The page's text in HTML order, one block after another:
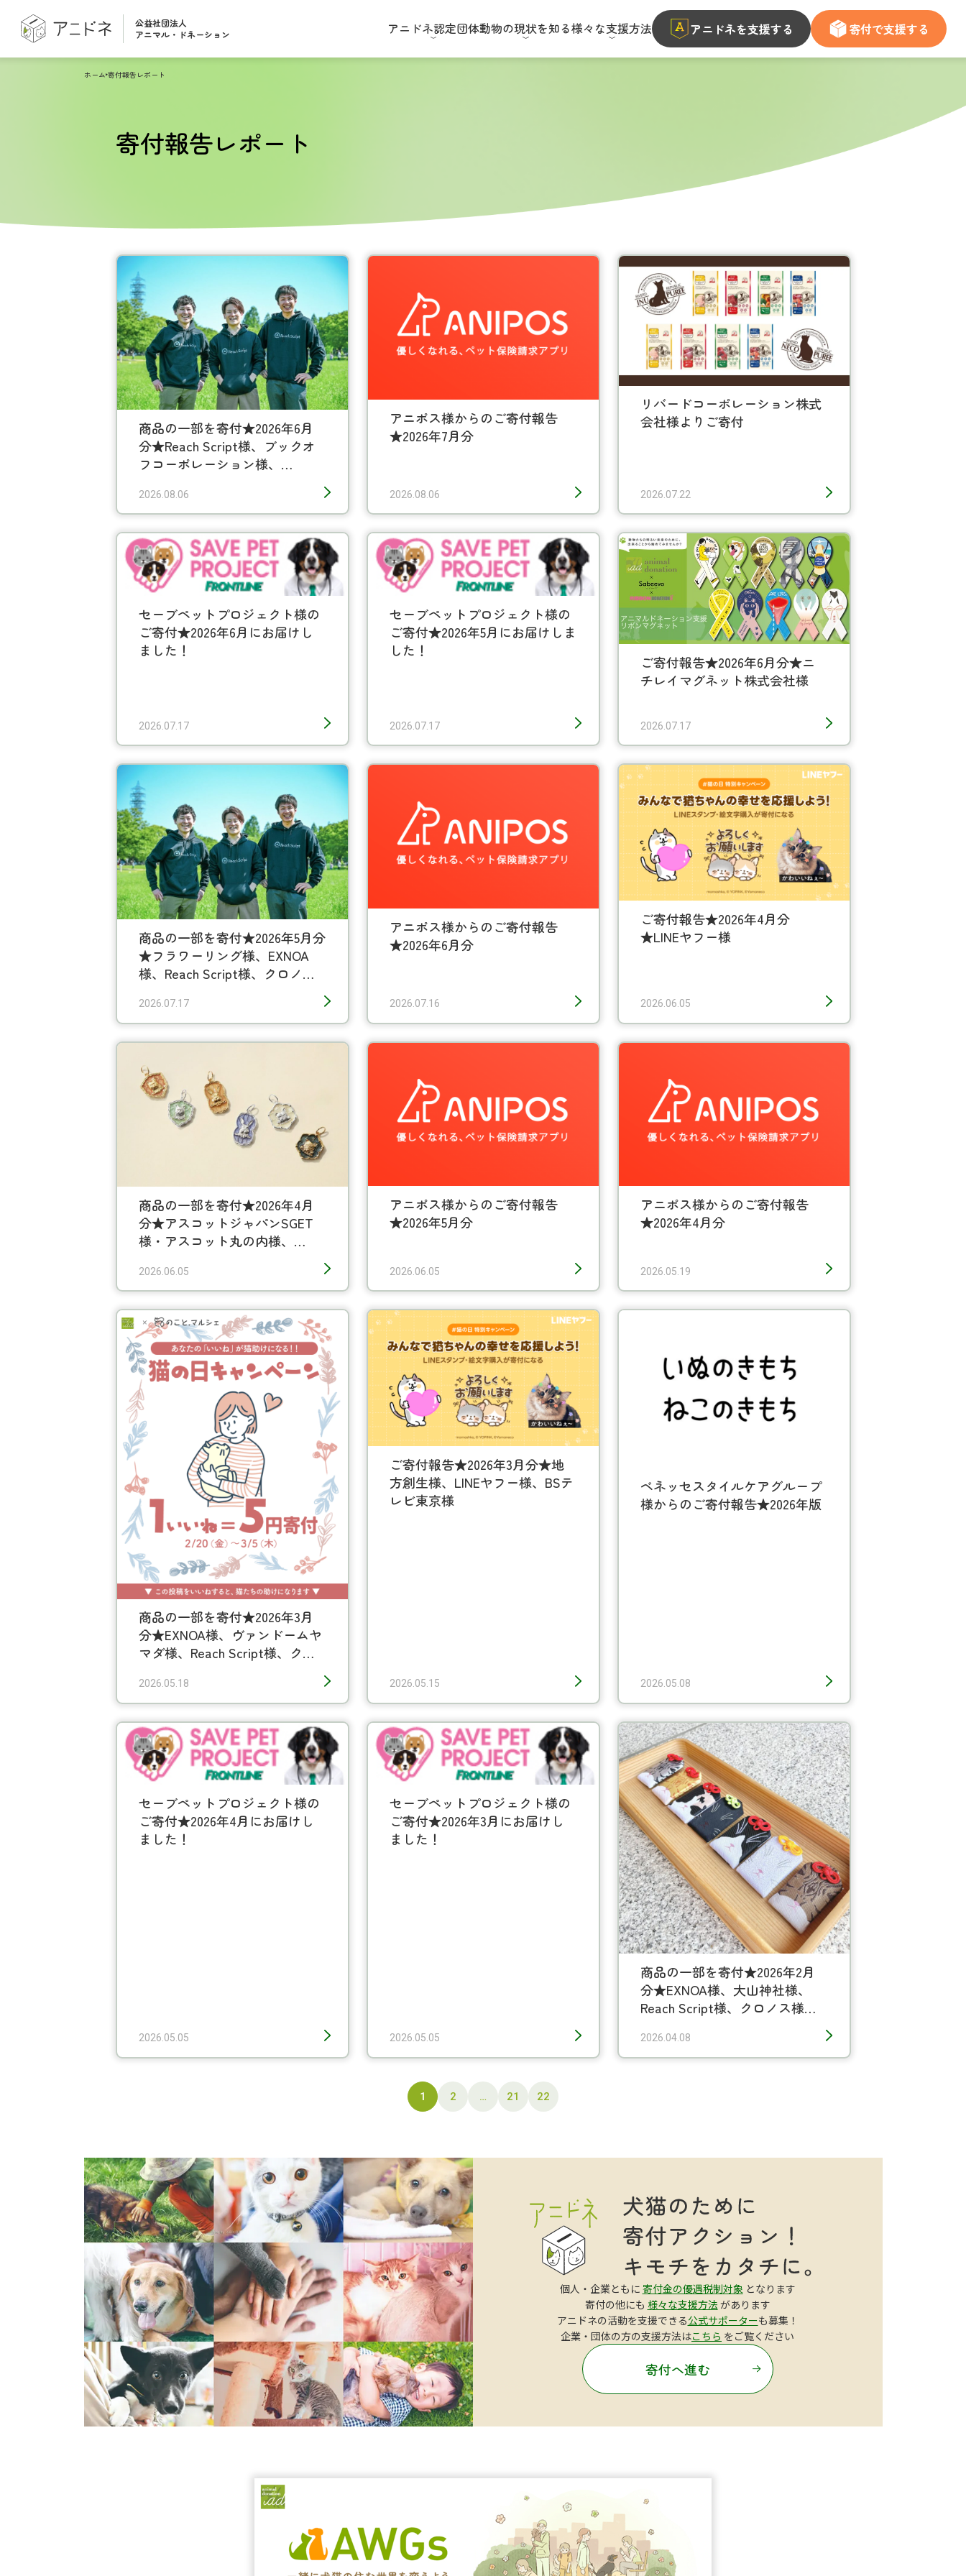
公益社団法人
アニマル・ドネーション
アニドネ認定団体動物の現状を知る様々な支援方法 アニドネを支援する 寄付で支援する
ホーム 寄付報告レポート
寄付報告レポート
商品の一部を寄付★2026年6月
分★Reach Script様、ブックオ
フコーポレーション様、
Orefice様、EXNOA様、kakuo
gadgets様、Next up様、 meree
billee様、ヴァンドームヤマダ
様、クロノス様、HORSEHEAD
LABS様、ライフカード様
2026.08.06
アニポス様からのご寄付報告
★2026年7月分
2026.08.06
リバードコーポレーション株式
会社様よりご寄付
2026.07.22
セーブペットプロジェクト様の
ご寄付★2026年6月にお届けし
ました！
2026.07.17
セーブペットプロジェクト様の
ご寄付★2026年5月にお届けしま
した！
2026.07.17
ご寄付報告★2026年6月分★ニ
チレイマグネット株式会社様
2026.07.17
商品の一部を寄付★2026年5月分
★フラワーリング様、EXNOA
様、Reach Script様、クロノス
ブックオフコーポレーション
様、kakuo gadgets様、
HORSEHEAD LABS様、Next up
様、ペットライフスタイル様、
チタニストラボラトリーズ様
2026.07.17
アニポス様からのご寄付報告
★2026年6月分
2026.07.16
ご寄付報告★2026年4月分
★LINEヤフー様
2026.06.05
商品の一部を寄付★2026年4月
分★アスコットジャパンSGET
様・アスコット丸の内様、
ロノス様、アニコム損害保険
様、たまさんちのホゴネコ 様、
ブックオフコーポレーション
様、kakuo gadgets様、
HORSEHEAD LABS様、阪急ハロ
ードッグ様、愛眼様、Next up
様、シタディーンハーバーフロ
ント横浜様、エーアンドエスカ
ンパニー様、山加商店様、ciiron
tokyo様、豊栄産業様
2026.06.05
アニポス様からのご寄付報告
★2026年5月分
2026.06.05
アニポス様からのご寄付報告
★2026年4月分
2026.05.19
商品の一部を寄付★2026年3月
分★EXNOA様、ヴァンドームヤ
マダ様、Reach Script様、クロ
ア様、ブックオフコーポレーシ
ョン様、HORSEHEAD LABS様、
Next up様、ジュエリー工房
Orefice様、無為自然様、Insity
様、ローソン・ユナイテッドシ
ネマ様、たまさんちのホゴネコ
様、kakuo gadgets様
2026.05.18
ご寄付報告★2026年3月分★地
方創生様、LINEヤフー様、BSテ
レビ東京様
2026.05.15
ベネッセスタイルケアグループ
様からのご寄付報告★2026年版
2026.05.08
セーブペットプロジェクト様の
ご寄付★2026年4月にお届けし
ました！
2026.05.05
セーブペットプロジェクト様の
ご寄付★2026年3月にお届けし
ました！
2026.05.05
商品の一部を寄付★2026年2月
分★EXNOA様、大山神社様、
Reach Script様、クロノス様、
様、kakuo gadgets様、
HORSEHEAD LABS様、Next up
2026.04.08
1 2 … 21 22
個人・企業ともに 寄付金の優遇税制対象 となります
寄付の他にも 様々な支援方法 があります
アニドネの活動を支援できる公式サポーターも募集！
企業・団体の方の支援方法はこちら をご覧ください
寄付へ進む